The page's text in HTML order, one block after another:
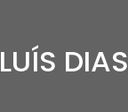
LUÍS DIAS